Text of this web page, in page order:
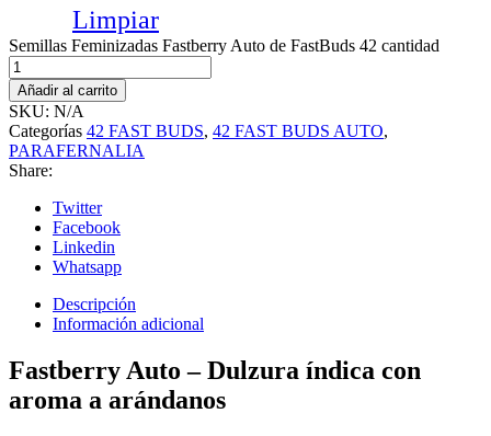
Limpiar
Semillas Feminizadas Fastberry Auto de FastBuds 42 cantidad
Añadir al carrito
SKU: N/A
Categorías 42 FAST BUDS, 42 FAST BUDS AUTO,
PARAFERNALIA
Share:
Twitter
Facebook
Linkedin
Whatsapp
Descripción
Información adicional
Fastberry Auto – Dulzura índica con
aroma a arándanos